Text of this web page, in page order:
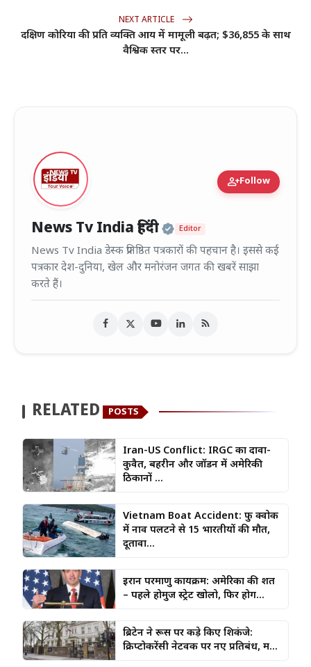
NEXT ARTICLE
दक्षिण कोरिया की प्रति व्यक्ति आय में मामूली बढ़त; $36,855 के साथ
वैश्विक स्तर पर...
person_addFollow
News Tv India हिंदी Official | Verified
Editor
News Tv India डेस्क प्रतिष्ठित पत्रकारों की पहचान है। इससे कई
पत्रकार देश-दुनिया, खेल और मनोरंजन जगत की खबरें साझा
करते हैं।
RELATED POSTS
Iran-US Conflict: IRGC का दावा-
कुवैत, बहरीन और जॉर्डन में अमेरिकी
ठिकानों ...
Vietnam Boat Accident: फु क्वोक
में नाव पलटने से 15 भारतीयों की मौत,
दूतावा...
ईरान परमाणु कार्यक्रम: अमेरिका की शर्त
– पहले होर्मुज स्ट्रेट खोलो, फिर होग...
ब्रिटेन ने रूस पर कड़े किए शिकंजे:
क्रिप्टोकरेंसी नेटवर्क पर नए प्रतिबंध, म...